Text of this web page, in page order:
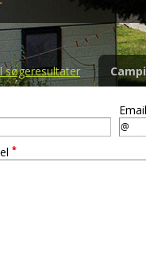
søgeresultater
Email
*